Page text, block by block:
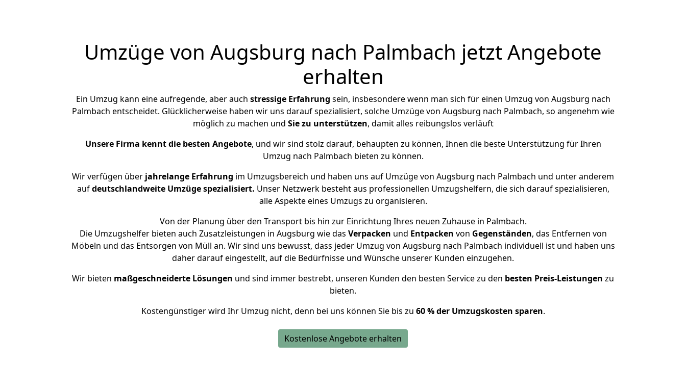
Umzüge von Augsburg nach Palmbach jetzt Angebote
erhalten
Ein Umzug kann eine aufregende, aber auch stressige Erfahrung sein, insbesondere wenn man sich für einen Umzug von Augsburg nach
Palmbach entscheidet. Glücklicherweise haben wir uns darauf spezialisiert, solche Umzüge von Augsburg nach Palmbach, so angenehm wie
möglich zu machen und Sie zu unterstützen, damit alles reibungslos verläuft
Unsere Firma kennt die besten Angebote, und wir sind stolz darauf, behaupten zu können, Ihnen die beste Unterstützung für Ihren
Umzug nach Palmbach bieten zu können.
Wir verfügen über jahrelange Erfahrung im Umzugsbereich und haben uns auf Umzüge von Augsburg nach Palmbach und unter anderem
aufdeutschlandweite Umzüge spezialisiert. Unser Netzwerk besteht aus professionellen Umzugshelfern, die sich darauf spezialisieren,
alle Aspekte eines Umzugs zu organisieren.
Von der Planung über den Transport bis hin zur Einrichtung Ihres neuen Zuhause in Palmbach.
Die Umzugshelfer bieten auch Zusatzleistungen in Augsburg wie das Verpacken und Entpacken von Gegenständen, das Entfernen von
Möbeln und das Entsorgen von Müll an. Wir sind uns bewusst, dass jeder Umzug von Augsburg nach Palmbach individuell ist und haben uns
daher darauf eingestellt, auf die Bedürfnisse und Wünsche unserer Kunden einzugehen.
Wir bieten maßgeschneiderte Lösungen und sind immer bestrebt, unseren Kunden den besten Service zu den besten Preis-Leistungen zu
bieten.
Kostengünstiger wird Ihr Umzug nicht, denn bei uns können Sie bis zu 60 % der Umzugskosten sparen.
Kostenlose Angebote erhalten